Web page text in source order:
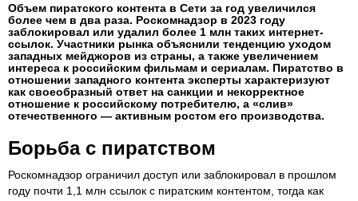
Объем пиратского контента в Сети за год увеличился
более чем в два раза. Роскомнадзор в 2023 году
заблокировал или удалил более 1 млн таких интернет-
ссылок. Участники рынка объяснили тенденцию уходом
западных мейджоров из страны, а также увеличением
интереса к российским фильмам и сериалам. Пиратство в
отношении западного контента эксперты характеризуют
как своеобразный ответ на санкции и некорректное
отношение к российскому потребителю, а «слив»
отечественного — активным ростом его производства.
Борьба с пиратством
Роскомнадзор ограничил доступ или заблокировал в прошлом
году почти 1,1 млн ссылок с пиратским контентом, тогда как